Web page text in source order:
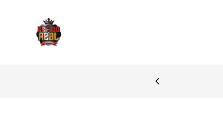
PAGAMENTOS SEGURO